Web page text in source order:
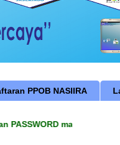
PPOB NASIIRA
maupun